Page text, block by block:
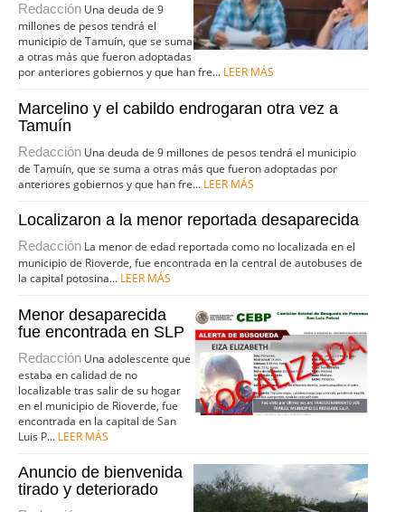
Redacción Una deuda de 9
millones de pesos tendrá el
municipio de Tamuín, que se suma
a otras más que fueron adoptadas
por anteriores gobiernos y que han fre... LEER MÁS
Marcelino y el cabildo endrogaran otra vez a
Tamuín
Redacción Una deuda de 9 millones de pesos tendrá el municipio
de Tamuín, que se suma a otras más que fueron adoptadas por
anteriores gobiernos y que han fre... LEER MÁS
Localizaron a la menor reportada desaparecida
Redacción La menor de edad reportada como no localizada en el
municipio de Rioverde, fue encontrada en la central de autobuses de
la capital potosina... LEER MÁS
Menor desaparecida
fue encontrada en SLP
Redacción Una adolescente que
estaba en calidad de no
localizable tras salir de su hogar
en el municipio de Rioverde, fue
encontrada en la capital de San
Luis P... LEER MÁS
Anuncio de bienvenida
tirado y deteriorado